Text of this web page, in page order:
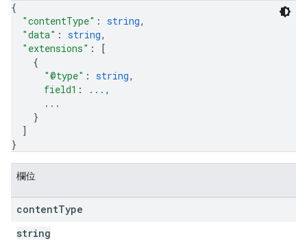
{
"contentType" : string,
"data" : string,
"extensions" :
[
{
"@type" : string,
field1 : ... ,
...
}
]
}
欄位
contentType
string